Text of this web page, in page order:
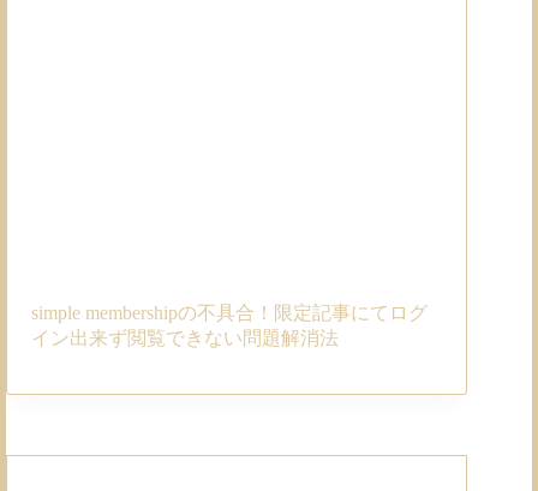
simple membershipの不具合！限定記事にてログ
イン出来ず閲覧できない問題解消法